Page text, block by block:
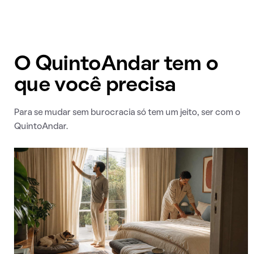
O QuintoAndar tem o
que você precisa
Para se mudar sem burocracia só tem um jeito, ser com o
QuintoAndar.